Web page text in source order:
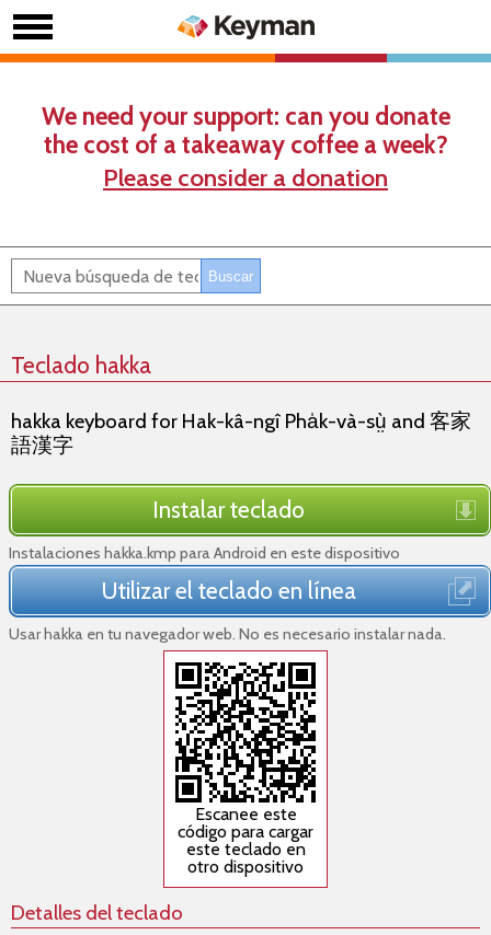
We need your support: can you donate
the cost of a takeaway coffee a week?
Please consider a donation
Teclado hakka
hakka keyboard for Hak-kâ-ngî Pha̍k-và-sṳ̀ and 客家
語漢字
Instalar teclado
Instalaciones hakka.kmp para Android en este dispositivo
Utilizar el teclado en línea
Usar hakka en tu navegador web. No es necesario instalar nada.
Escanee este
código para cargar
este teclado en
otro dispositivo
Detalles del teclado